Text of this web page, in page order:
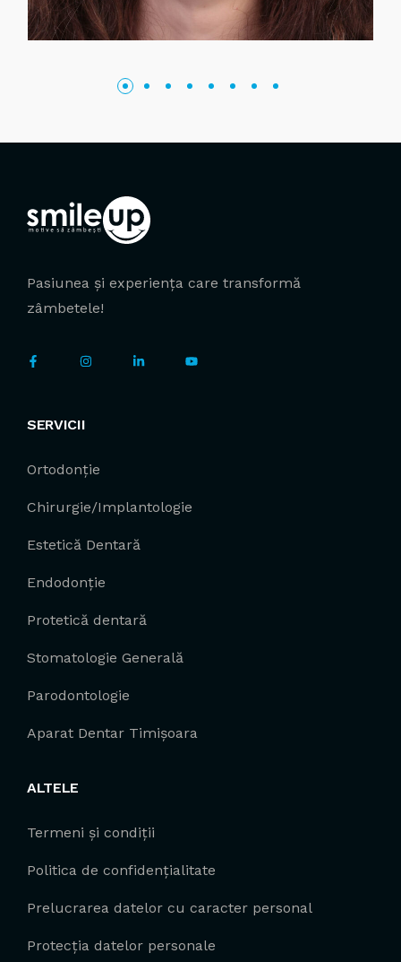
Pasiunea și experiența care transformă
zâmbetele!
SERVICII
Ortodonție
Chirurgie/Implantologie
Estetică Dentară
Endodonție
Protetică dentară
Stomatologie Generală
Parodontologie
Aparat Dentar Timișoara
ALTELE
Termeni și condiții
Politica de confidențialitate
Prelucrarea datelor cu caracter personal
Protecția datelor personale